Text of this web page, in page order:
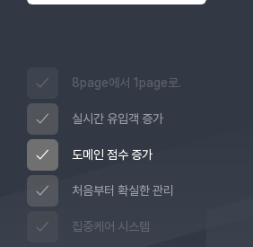
8page에서 1page로.
실시간 유입객 증가
도메인 점수 증가
처음부터 확실한 관리
집중케어 시스템